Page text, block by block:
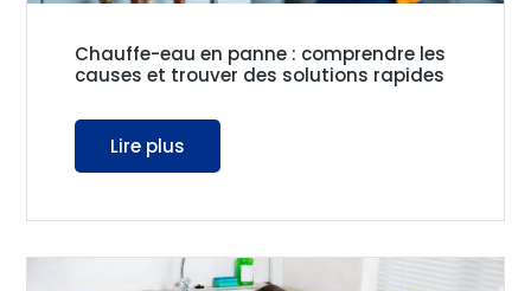
Chauffe-eau en panne : comprendre les
causes et trouver des solutions rapides
Lire plus